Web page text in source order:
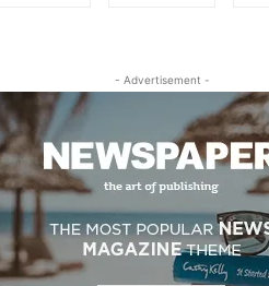
- Advertisement -